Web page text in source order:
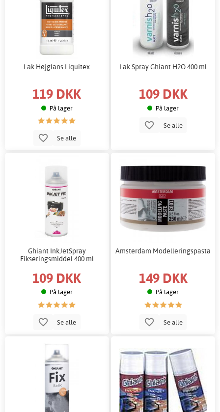
Lak Højglans Liquitex
119 DKK
På lager
Se alle
Lak Spray Ghiant H2O 400 ml
109 DKK
På lager
Se alle
Ghiant InkJetSpray
Fikseringsmiddel 400 ml
109 DKK
På lager
Se alle
Amsterdam Modelleringspasta
149 DKK
På lager
Se alle